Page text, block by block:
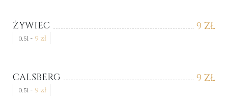
9 ZŁ
ŻYWIEC
0.5l - 9 zł
9 ZŁ
CALSBERG
0.5l - 9 zł